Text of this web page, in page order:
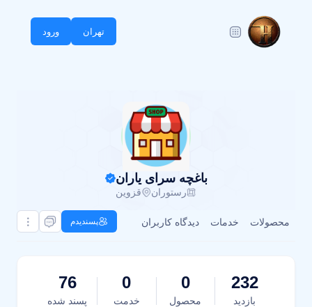
تهران ورود
باغچه سرای یاران
رستوران قزوین
محصولات خدمات دیدگاه کاربران پسندیدم
232
بازدید
0
محصول
0
خدمت
76
پسند شده